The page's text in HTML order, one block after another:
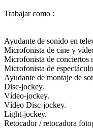
Trabajar como :
Ayudante de sonido en
Microfonista de cine y
Microfonista de conciertos
Microfonista de
Ayudante de montaje de
Disc-jockey.
Vídeo-jockey.
Vídeo Disc-jockey.
Light-jockey.
Retocador / retocadora